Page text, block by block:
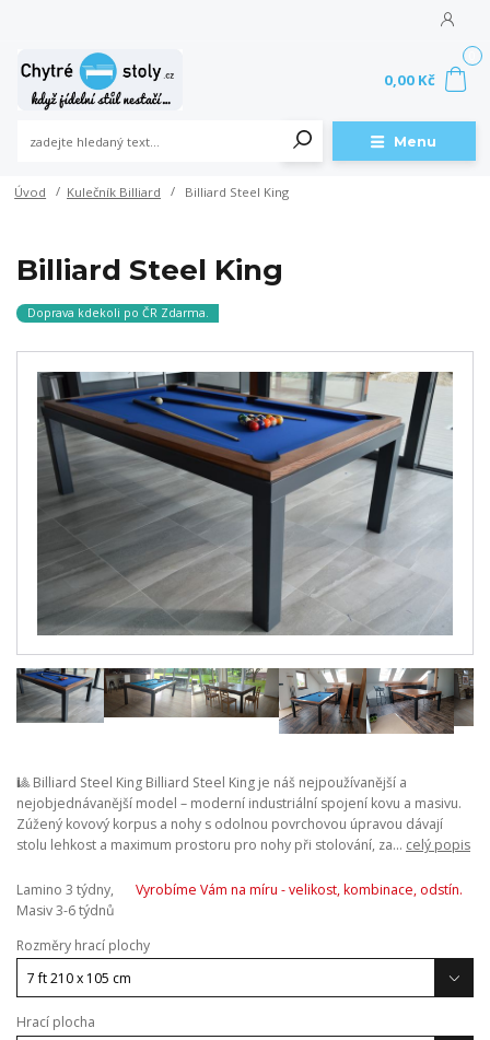
Menu
0,00 Kč
Úvod Kulečník Billiard Billiard Steel King
Billiard Steel King
Doprava kdekoli po ČR Zdarma.
🎱 Billiard Steel King Billiard Steel King je náš nejpoužívanější a
nejobjednávanější model – moderní industriální spojení kovu a masivu.
Zúžený kovový korpus a nohy s odolnou povrchovou úpravou dávají
stolu lehkost a maximum prostoru pro nohy při stolování, za... celý popis
Lamino 3 týdny,
Masiv 3-6 týdnů
Vyrobíme Vám na míru - velikost, kombinace, odstín.
Rozměry hrací plochy
Hrací plocha